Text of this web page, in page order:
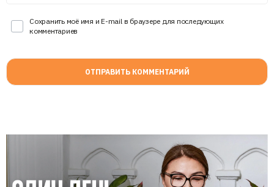
Сохранить моё имя и E-mail в браузере для последующих
комментариев